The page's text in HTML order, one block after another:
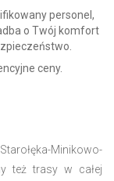
personel,
o Twój komfort
ceny.
Minikowo-
też trasy w całej